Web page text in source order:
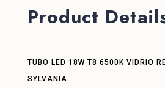
Product
TUBO LED 18W T8 6500K VIDRIO
SYLVANIA